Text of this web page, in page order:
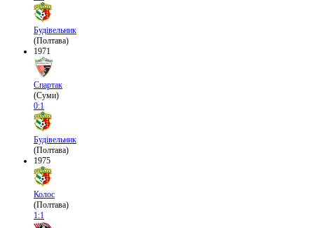
Будівельник
(Полтава)
1971
Спартак
(Суми)
0:1
Будівельник
(Полтава)
1975
Колос
(Полтава)
1:1